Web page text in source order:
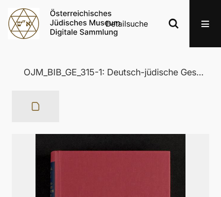
Detailsuche
OJM_BIB_GE_315-1: Deutsch-jüdische Geschichte in der Neuzeit